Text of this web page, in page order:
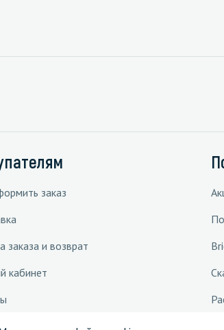
заказ
заказа и возврат
кабинет
решения